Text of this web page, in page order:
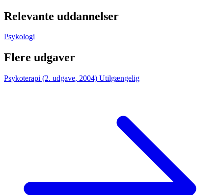
Relevante uddannelser
Psykologi
Flere udgaver
Psykoterapi (2. udgave, 2004) Utilgængelig